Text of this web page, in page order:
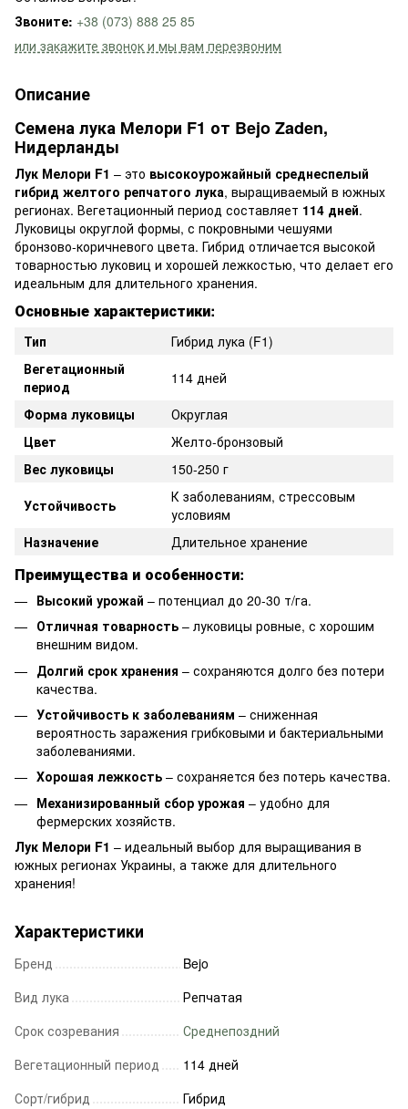
Звоните: +38 (073) 888 25 85
или закажите звонок и мы вам перезвоним
Описание
Семена лука Мелори F1 от Bejo Zaden,
Нидерланды
Лук Мелори F1 – это высокоурожайный среднеспелый
гибрид желтого репчатого лука, выращиваемый в южных
регионах. Вегетационный период составляет 114 дней.
Луковицы округлой формы, с покровными чешуями
бронзово-коричневого цвета. Гибрид отличается высокой
товарностью луковиц и хорошей лежкостью, что делает его
идеальным для длительного хранения.
Основные характеристики:
Тип
Гибрид лука (F1)
Вегетационный
период
114 дней
Форма луковицы
Округлая
Цвет
Желто-бронзовый
Вес луковицы
150-250 г
Устойчивость
К заболеваниям, стрессовым
условиям
Назначение
Длительное хранение
Преимущества и особенности:
Высокий урожай – потенциал до 20-30 т/га.
Отличная товарность – луковицы ровные, с хорошим
внешним видом.
Долгий срок хранения – сохраняются долго без потери
качества.
Устойчивость к заболеваниям – сниженная
вероятность заражения грибковыми и бактериальными
заболеваниями.
Хорошая лежкость – сохраняется без потерь качества.
Механизированный сбор урожая – удобно для
фермерских хозяйств.
Лук Мелори F1 – идеальный выбор для выращивания в
южных регионах Украины, а также для длительного
хранения!
Характеристики
Бренд
Bejo
Вид лука
Репчатая
Срок созревания
Среднепоздний
Вегетационный период
114 дней
Сорт/гибрид
Гибрид